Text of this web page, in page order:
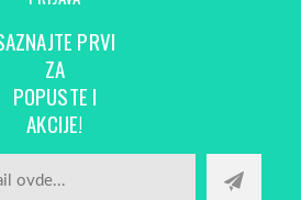
PRVI
ZA
POPUSTE I
AKCIJE!